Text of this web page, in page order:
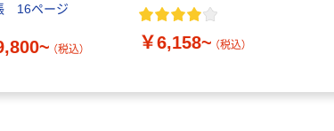
16ページ
（税込） ￥6,158~ （税込）